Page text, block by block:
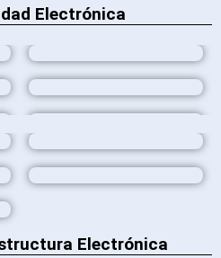
Electrónica
Electrónica